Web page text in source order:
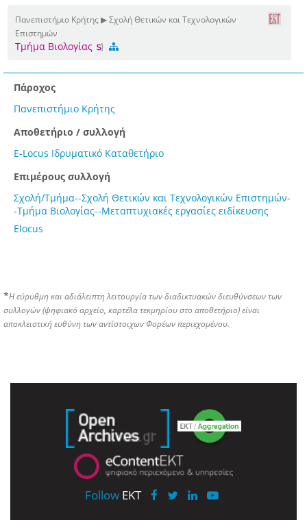
Πανεπιστήμιο Κρήτης ▶ Σχολή Θετικών και Τεχνολογικών
Επιστημών
Τμήμα Βιολογίας
Πάροχος
Πανεπιστήμιο Κρήτης
Αποθετήριο / συλλογή
E-Locus Ιδρυματικό Καταθετήριο
Επιμέρους συλλογή
Σχολή/Τμήμα--Σχολή Θετικών και Τεχνολογικών Επιστημών-
-Τμήμα Βιολογίας--Μεταπτυχιακές εργασίες ειδίκευσης
Elocus
*Η εύρυθμη και αδιάλειπτη λειτουργία των διαδικτυακών διευθύνσεων των
συλλογών (ψηφιακό αρχείο, καρτέλα τεκμηρίου στο αποθετήριο) είναι
αποκλειστική ευθύνη των αντίστοιχων Φορέων περιεχομένου.
Follow EKT